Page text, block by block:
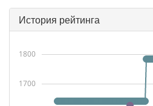
История рейтинга
1700
1800